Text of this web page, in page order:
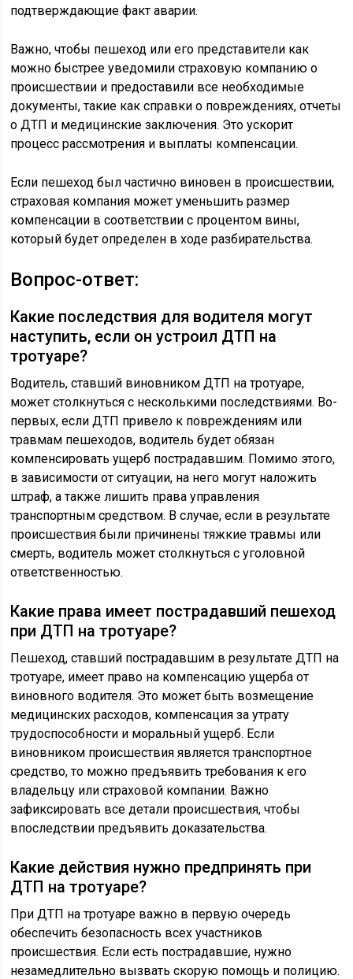
подтверждающие факт аварии.
Важно, чтобы пешеход или его представители как
можно быстрее уведомили страховую компанию о
происшествии и предоставили все необходимые
документы, такие как справки о повреждениях, отчеты
о ДТП и медицинские заключения. Это ускорит
процесс рассмотрения и выплаты компенсации.
Если пешеход был частично виновен в происшествии,
страховая компания может уменьшить размер
компенсации в соответствии с процентом вины,
который будет определен в ходе разбирательства.
Вопрос-ответ:
Какие последствия для водителя могут
наступить, если он устроил ДТП на
тротуаре?
Водитель, ставший виновником ДТП на тротуаре,
может столкнуться с несколькими последствиями. Во-
первых, если ДТП привело к повреждениям или
травмам пешеходов, водитель будет обязан
компенсировать ущерб пострадавшим. Помимо этого,
в зависимости от ситуации, на него могут наложить
штраф, а также лишить права управления
транспортным средством. В случае, если в результате
происшествия были причинены тяжкие травмы или
смерть, водитель может столкнуться с уголовной
ответственностью.
Какие права имеет пострадавший пешеход
при ДТП на тротуаре?
Пешеход, ставший пострадавшим в результате ДТП на
тротуаре, имеет право на компенсацию ущерба от
виновного водителя. Это может быть возмещение
медицинских расходов, компенсация за утрату
трудоспособности и моральный ущерб. Если
виновником происшествия является транспортное
средство, то можно предъявить требования к его
владельцу или страховой компании. Важно
зафиксировать все детали происшествия, чтобы
впоследствии предъявить доказательства.
Какие действия нужно предпринять при
ДТП на тротуаре?
При ДТП на тротуаре важно в первую очередь
обеспечить безопасность всех участников
происшествия. Если есть пострадавшие, нужно
незамедлительно вызвать скорую помощь и полицию.